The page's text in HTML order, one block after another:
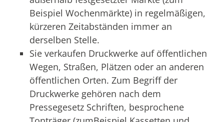
Beispiel Wochenmärkte) in regelmäßigen,
kürzeren Zeitabständen immer an
derselben Stelle.
Sie verkaufen Druckwerke auf öffentlichen
Wegen, Straßen, Plätzen oder an anderen
öffentlichen Orten. Zum Begriff der
Druckwerke gehören nach dem
Pressegesetz Schriften, besprochene